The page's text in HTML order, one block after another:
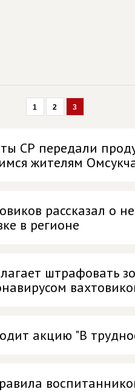
1 2 3
СР передали
жителям
рассказал о
в регионе
штрафовать
акцию "В